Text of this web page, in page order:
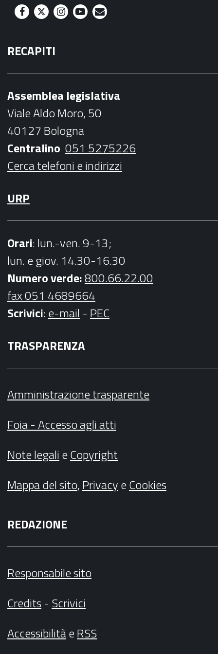
F
c
e
o
k
T
i
t
r
I
t
r
a
m
Y
t
b
e
M
l
RECAPITI
Assemblea legislativa
Viale Aldo Moro, 50
40127 Bologna
Centralino 051 5275226
Cerca telefoni e indirizzi
URP
Orari: lun.-ven. 9-13;
lun. e giov. 14.30-16.30
Numero verde:800.66.22.00
fax 051 4689664
Scrivici:e-mail - PEC
TRASPARENZA
Amministrazione trasparente
Foia - Accesso agli atti
Note legalieCopyright
Mappa del sito,PrivacyeCookies
REDAZIONE
Responsabile sito
Credits- Scrivici
AccessibilitàeRSS